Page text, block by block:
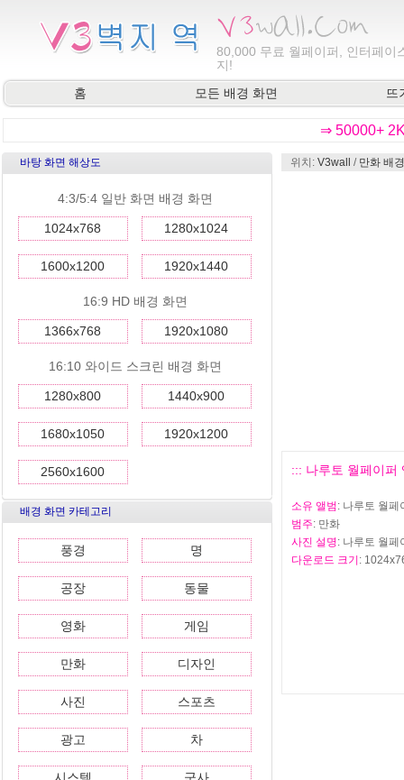
80,000 무료 월페이퍼, 인터페이
지!
홈
모든 배경 화면 뜨
⇒ 50000+
바탕 화면 해상도
4:3/5:4 일반 화면 배경 화면
1024x768 1280x1024
1600x1200 1920x1440
16:9 HD 배경 화면
1366x768 1920x1080
16:10 와이드 스크린 배경 화면
1280x800 1440x900
1680x1050 1920x1200
2560x1600
배경 화면 카테고리
풍경 명
공장 동물
영화 게임
만화 디자인
사진 스포츠
광고 차
위치: V3wall / 만화 배
::: 나루토 월페이퍼
소유 앨범 : 나루토 월페
범주: 만화
사진 설명: 나루토 월페
다운로드 크기 :